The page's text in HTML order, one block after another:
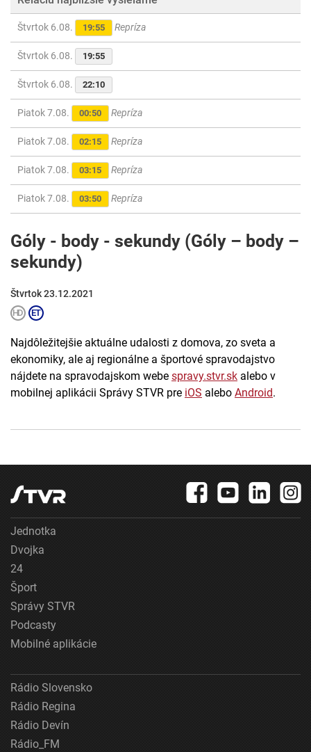
Štvrtok 6.08. 19:55 Repríza
Štvrtok 6.08. 19:55
Štvrtok 6.08. 22:10
Piatok 7.08. 00:50 Repríza
Piatok 7.08. 02:15 Repríza
Piatok 7.08. 03:15 Repríza
Piatok 7.08. 03:50 Repríza
Góly - body - sekundy (Góly – body –
sekundy)
Štvrtok 23.12.2021
Najdôležitejšie aktuálne udalosti z domova, zo sveta a
ekonomiky, ale aj regionálne a športové spravodajstvo
nájdete na spravodajskom webe spravy.stvr.sk alebo v
mobilnej aplikácii Správy STVR pre iOS alebo Android.
Jednotka
Dvojka
24
Šport
Správy STVR
Podcasty
Mobilné aplikácie
Rádio Slovensko
Rádio Regina
Rádio Devín
Rádio_FM